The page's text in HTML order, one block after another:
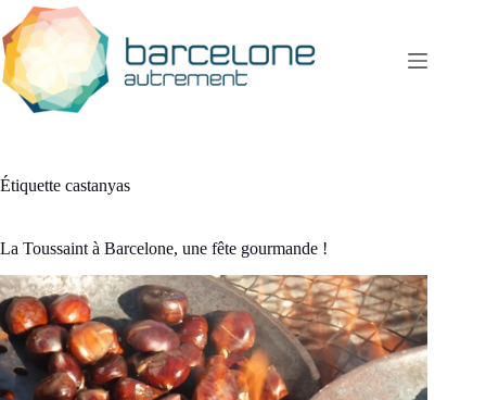
Passer
au
contenu
Étiquette castanyas
La Toussaint à Barcelone, une fête gourmande !